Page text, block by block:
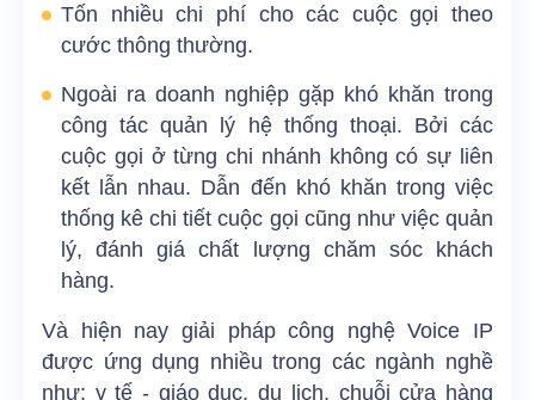
Tốn nhiều chi phí cho các cuộc gọi theo
cước thông thường.
Ngoài ra doanh nghiệp gặp khó khăn trong
công tác quản lý hệ thống thoại. Bởi các
cuộc gọi ở từng chi nhánh không có sự liên
kết lẫn nhau. Dẫn đến khó khăn trong việc
thống kê chi tiết cuộc gọi cũng như việc quản
lý, đánh giá chất lượng chăm sóc khách
hàng.
Và hiện nay giải pháp công nghệ Voice IP
được ứng dụng nhiều trong các ngành nghề
như: y tế - giáo dục, du lịch, chuỗi cửa hàng